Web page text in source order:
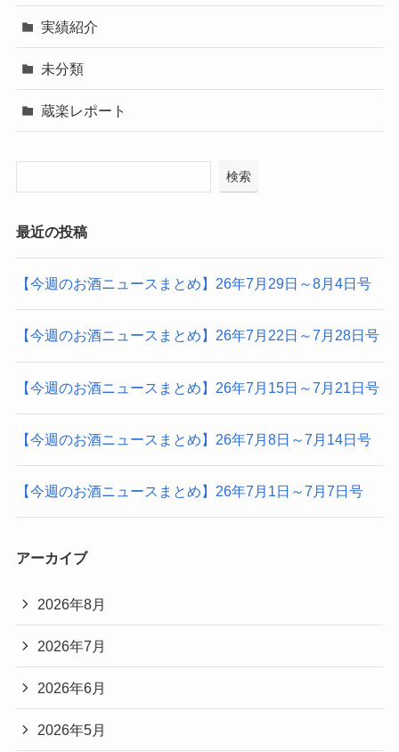
実績紹介
未分類
蔵楽レポート
検索
最近の投稿
【今週のお酒ニュースまとめ】26年7月29日～8月4日号
【今週のお酒ニュースまとめ】26年7月22日～7月28日号
【今週のお酒ニュースまとめ】26年7月15日～7月21日号
【今週のお酒ニュースまとめ】26年7月8日～7月14日号
【今週のお酒ニュースまとめ】26年7月1日～7月7日号
アーカイブ
2026年8月
2026年7月
2026年6月
2026年5月